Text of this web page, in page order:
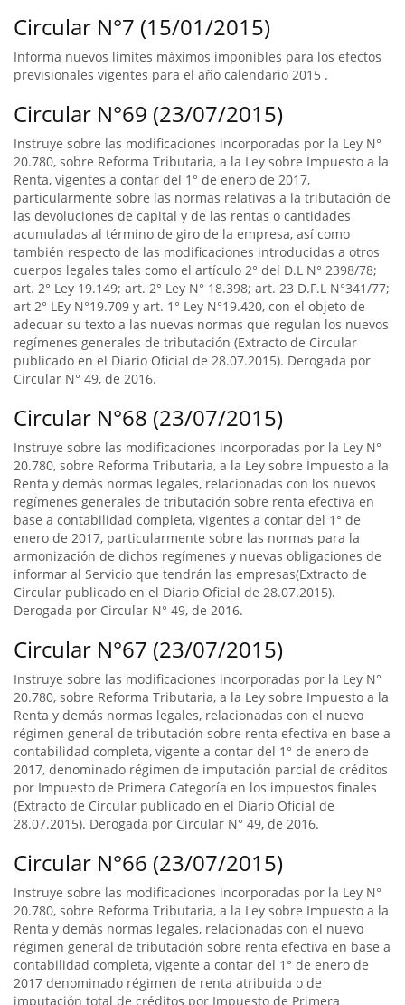
Circular N°7 (15/01/2015)
Informa nuevos límites máximos imponibles para los efectos
previsionales vigentes para el año calendario 2015 .
Circular N°69 (23/07/2015)
Instruye sobre las modificaciones incorporadas por la Ley N°
20.780, sobre Reforma Tributaria, a la Ley sobre Impuesto a la
Renta, vigentes a contar del 1° de enero de 2017,
particularmente sobre las normas relativas a la tributación de
las devoluciones de capital y de las rentas o cantidades
acumuladas al término de giro de la empresa, así como
también respecto de las modificaciones introducidas a otros
cuerpos legales tales como el artículo 2° del D.L N° 2398/78;
art. 2° Ley 19.149; art. 2° Ley N° 18.398; art. 23 D.F.L N°341/77;
art 2° LEy N°19.709 y art. 1° Ley N°19.420, con el objeto de
adecuar su texto a las nuevas normas que regulan los nuevos
regímenes generales de tributación (Extracto de Circular
publicado en el Diario Oficial de 28.07.2015). Derogada por
Circular N° 49, de 2016.
Circular N°68 (23/07/2015)
Instruye sobre las modificaciones incorporadas por la Ley N°
20.780, sobre Reforma Tributaria, a la Ley sobre Impuesto a la
Renta y demás normas legales, relacionadas con los nuevos
regímenes generales de tributación sobre renta efectiva en
base a contabilidad completa, vigentes a contar del 1° de
enero de 2017, particularmente sobre las normas para la
armonización de dichos regímenes y nuevas obligaciones de
informar al Servicio que tendrán las empresas(Extracto de
Circular publicado en el Diario Oficial de 28.07.2015).
Derogada por Circular N° 49, de 2016.
Circular N°67 (23/07/2015)
Instruye sobre las modificaciones incorporadas por la Ley N°
20.780, sobre Reforma Tributaria, a la Ley sobre Impuesto a la
Renta y demás normas legales, relacionadas con el nuevo
régimen general de tributación sobre renta efectiva en base a
contabilidad completa, vigente a contar del 1° de enero de
2017, denominado régimen de imputación parcial de créditos
por Impuesto de Primera Categoría en los impuestos finales
(Extracto de Circular publicado en el Diario Oficial de
28.07.2015). Derogada por Circular N° 49, de 2016.
Circular N°66 (23/07/2015)
Instruye sobre las modificaciones incorporadas por la Ley N°
20.780, sobre Reforma Tributaria, a la Ley sobre Impuesto a la
Renta y demás normas legales, relacionadas con el nuevo
régimen general de tributación sobre renta efectiva en base a
contabilidad completa, vigente a contar del 1° de enero de
2017 denominado régimen de renta atribuida o de
imputación total de créditos por Impuesto de Primera